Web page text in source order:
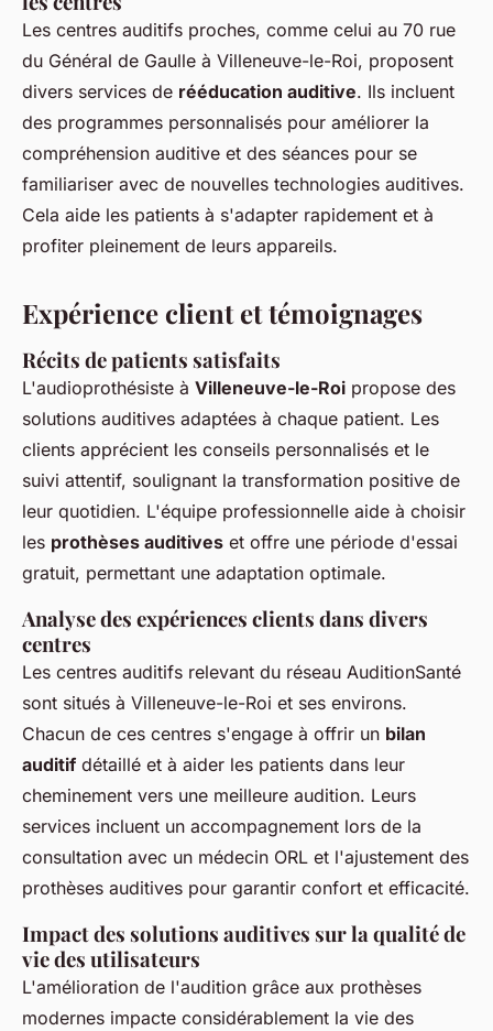
Les centres auditifs proches, comme celui au 70 rue
du Général de Gaulle à Villeneuve-le-Roi, proposent
divers services de rééducation auditive. Ils incluent
des programmes personnalisés pour améliorer la
compréhension auditive et des séances pour se
familiariser avec de nouvelles technologies auditives.
Cela aide les patients à s'adapter rapidement et à
profiter pleinement de leurs appareils.
Expérience client et témoignages
Récits de patients satisfaits
L'audioprothésiste à Villeneuve-le-Roi propose des
solutions auditives adaptées à chaque patient. Les
clients apprécient les conseils personnalisés et le
suivi attentif, soulignant la transformation positive de
leur quotidien. L'équipe professionnelle aide à choisir
les prothèses auditives et offre une période d'essai
gratuit, permettant une adaptation optimale.
Analyse des expériences clients dans divers
centres
Les centres auditifs relevant du réseau AuditionSanté
sont situés à Villeneuve-le-Roi et ses environs.
Chacun de ces centres s'engage à offrir un bilan
auditif détaillé et à aider les patients dans leur
cheminement vers une meilleure audition. Leurs
services incluent un accompagnement lors de la
consultation avec un médecin ORL et l'ajustement des
prothèses auditives pour garantir confort et efficacité.
Impact des solutions auditives sur la qualité de
vie des utilisateurs
L'amélioration de l'audition grâce aux prothèses
modernes impacte considérablement la vie des